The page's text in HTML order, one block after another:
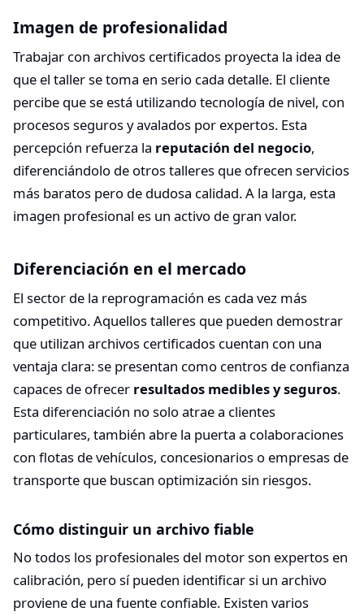
Imagen de profesionalidad
Trabajar con archivos certificados proyecta la idea de
que el taller se toma en serio cada detalle. El cliente
percibe que se está utilizando tecnología de nivel, con
procesos seguros y avalados por expertos. Esta
percepción refuerza la reputación del negocio,
diferenciándolo de otros talleres que ofrecen servicios
más baratos pero de dudosa calidad. A la larga, esta
imagen profesional es un activo de gran valor.
Diferenciación en el mercado
El sector de la reprogramación es cada vez más
competitivo. Aquellos talleres que pueden demostrar
que utilizan archivos certificados cuentan con una
ventaja clara: se presentan como centros de confianza
capaces de ofrecer resultados medibles y seguros.
Esta diferenciación no solo atrae a clientes
particulares, también abre la puerta a colaboraciones
con flotas de vehículos, concesionarios o empresas de
transporte que buscan optimización sin riesgos.
Cómo distinguir un archivo fiable
No todos los profesionales del motor son expertos en
calibración, pero sí pueden identificar si un archivo
proviene de una fuente confiable. Existen varios